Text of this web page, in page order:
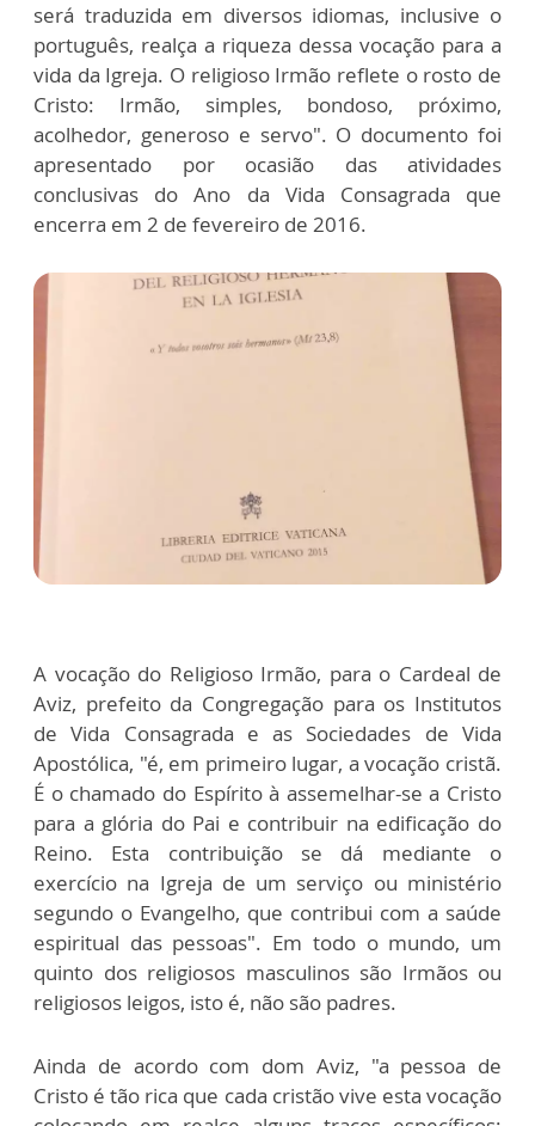
será traduzida em diversos idiomas, inclusive o
português, realça a riqueza dessa vocação para a
vida da Igreja. O religioso Irmão reflete o rosto de
Cristo: Irmão, simples, bondoso, próximo,
acolhedor, generoso e servo". O documento foi
apresentado por ocasião das atividades
conclusivas do Ano da Vida Consagrada que
encerra em 2 de fevereiro de 2016.
A vocação do Religioso Irmão, para o Cardeal de
Aviz, prefeito da Congregação para os Institutos
de Vida Consagrada e as Sociedades de Vida
Apostólica, "é, em primeiro lugar, a vocação cristã.
É o chamado do Espírito à assemelhar-se a Cristo
para a glória do Pai e contribuir na edificação do
Reino. Esta contribuição se dá mediante o
exercício na Igreja de um serviço ou ministério
segundo o Evangelho, que contribui com a saúde
espiritual das pessoas". Em todo o mundo, um
quinto dos religiosos masculinos são Irmãos ou
religiosos leigos, isto é, não são padres.
Ainda de acordo com dom Aviz, "a pessoa de
Cristo é tão rica que cada cristão vive esta vocação